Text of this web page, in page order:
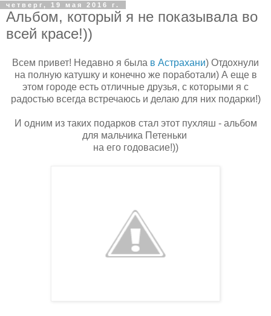
четверг, 19 мая 2016 г.
Альбом, который я не показывала во
всей красе!))
Всем привет! Недавно я была в Астрахани) Отдохнули
на полную катушку и конечно же поработали) А еще в
этом городе есть отличные друзья, с которыми я с
радостью всегда встречаюсь и делаю для них подарки!)
И одним из таких подарков стал этот пухляш - альбом
для мальчика Петеньки
на его годовасие!))